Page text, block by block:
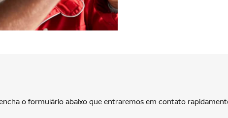
o formulário abaixo que entraremos em contato